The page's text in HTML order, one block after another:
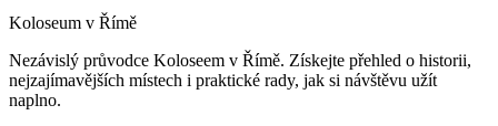
Koloseum v Římě
Nezávislý průvodce Koloseem v Římě. Získejte přehled o historii,
nejzajímavějších místech i praktické rady, jak si návštěvu užít
naplno.